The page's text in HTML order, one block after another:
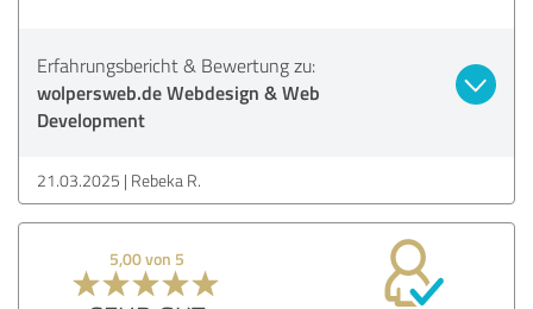
Erfahrungsbericht & Bewertung zu:
wolpersweb.de Webdesign & Web
Development
21.03.2025 Rebeka R.
5,00 von 5